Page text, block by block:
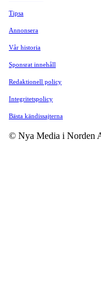
Tipsa
Annonsera
Vår historia
Sponsrat innehåll
Redaktionell policy
Integritetspolicy
Bästa kändissajterna
© Nya Media i Norden